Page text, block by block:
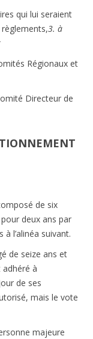
qui lui seraient
3. à
Régionaux et
Directeur de
de six
deux ans par
à l’alinéa suivant.
de seize ans et
adhéré à
de ses
mais le vote
majeure